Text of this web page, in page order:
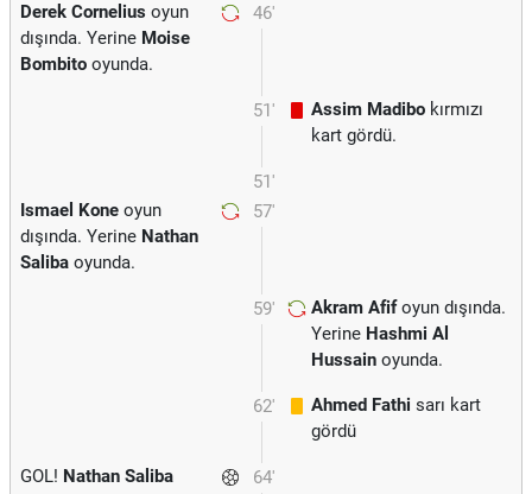
46'
Derek Cornelius oyun
dışında. Yerine Moise
Bombito oyunda.
51' Assim Madibo kırmızı
kart gördü.
51'
57'
Ismael Kone oyun
dışında. Yerine Nathan
Saliba oyunda.
59' Akram Afifoyun dışında.
Yerine Hashmi Al
Hussain oyunda.
62' Ahmed Fathi sarı kart
gördü
64'
GOL! Nathan Saliba